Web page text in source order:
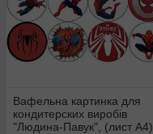
Вафельна картинка для
кондитерских виробів
"Людина-Павук", (лист А4)